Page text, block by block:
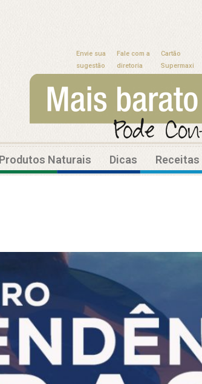
Envie sua
sugestão
Fale com a
diretoria
Cartão
Supermaxi
Produtos Naturais Dicas Receitas